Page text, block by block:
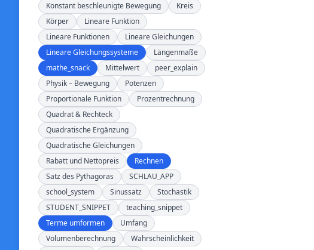
Konstant beschleunigte Bewegung
Kreis
Körper
Lineare Funktion
Lineare Funktionen
Lineare Gleichungen
Lineare Gleichungssysteme
Längenmaße
mathe_snack
Mittelwert
peer_explain
Physik – Bewegung
Potenzen
Proportionale Funktion
Prozentrechnung
Quadrat & Rechteck
Quadratische Ergänzung
Quadratische Gleichungen
Rabatt und Nettopreis
Rechnen
Satz des Pythagoras
SCHLAU_APP
school_system
Sinussatz
Stochastik
STUDENT_SNIPPET
teaching_snippet
Terme umformen
Umfang
Volumenberechnung
Wahrscheinlichkeit